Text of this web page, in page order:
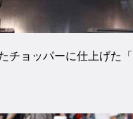
チョッパーに仕上げた「